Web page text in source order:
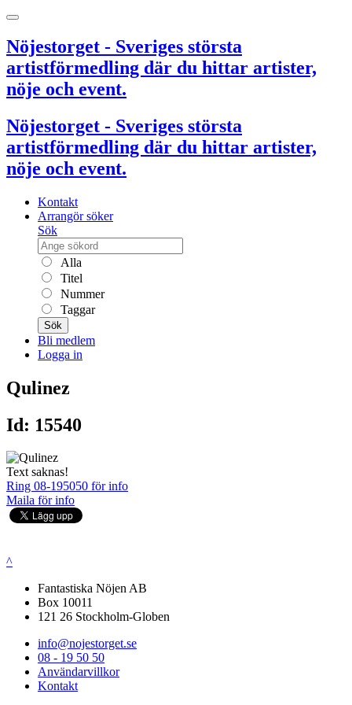
Nöjestorget - Sveriges största
artistförmedling där du hittar artister,
nöje och event.
Nöjestorget - Sveriges största
artistförmedling där du hittar artister,
nöje och event.
Kontakt
Arrangör söker
Sök
Alla
Titel
Nummer
Taggar
Sök
Bli medlem
Logga in
Qulinez
Id: 15540
Text saknas!
Ring 08-195050 för info
Maila för info
^
Fantastiska Nöjen AB
Box 10011
121 26 Stockholm-Globen
info@nojestorget.se
08 - 19 50 50
Användarvillkor
Kontakt